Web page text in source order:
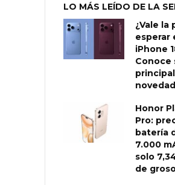
LO MÁS LEÍDO DE LA
¿Vale la
esperar
iPhone
Conoce
Honor
Pro:
batería
7.000
solo
de